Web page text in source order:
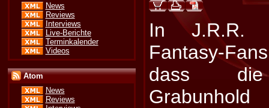
News
Reviews
Interviews
Live-Berichte
Terminkalender
Videos
Atom
News
Reviews
In J.R.R.
Fantasy-
dass die